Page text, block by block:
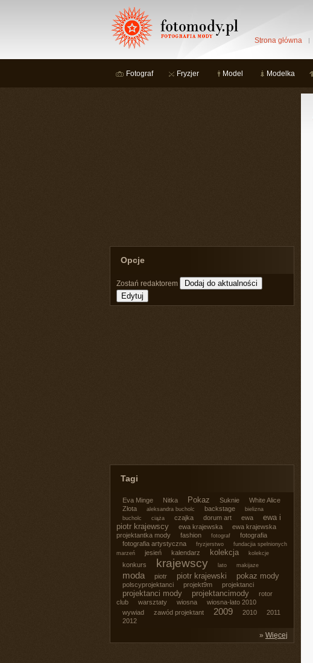
Strona główna
Fotograf Fryzjer Model Modelka
Opcje
Zostań redaktorem
Tagi
Eva Minge Nitka Pokaz Suknie
White Alice
Złota
aleksandra bucholc backstage
bielizna
bucholc
ciąża czajka dorum art ewa
ewa i
piotr krajewscy
ewa krajewska
ewa krajewska
projektantka mody
fashion fotograf
fotografia
fotografia artystyczna
fryzjerstwo
fundacjia spelnionych
marzeń
jesień kalendarz kolekcja kolekcje
konkurs krajewscy lato makijaze
moda piotr piotr krajewski pokaz mody
polscyprojektanci projekt9m projektanci
projektanci mody projektancimody
rotor
club
warsztaty wiosna
wiosna-lato 2010
wywiad
zawód projektant 2009 2010
2011
2012
» Więcej